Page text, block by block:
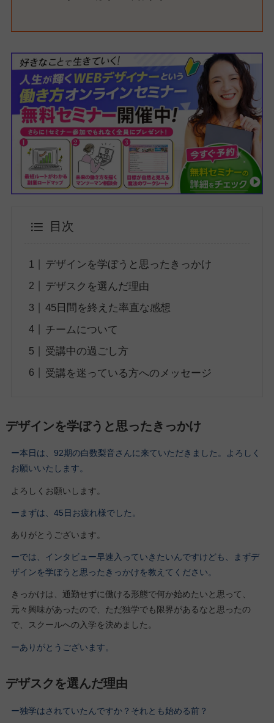
目次
デザインを学ぼうと思ったきっかけ
デザスクを選んだ理由
45日間を終えた率直な感想
チームについて
受講中の過ごし方
受講を迷っている方へのメッセージ
デザインを学ぼうと思ったきっかけ
ー本日は、92期の白数梨音さんに来ていただきました。よろしく
お願いいたします。
よろしくお願いします。
ーまずは、45日お疲れ様でした。
ありがとうございます。
ーでは、インタビュー早速入っていきたいんですけども、まずデ
ザインを学ぼうと思ったきっかけを教えてください。
きっかけは、通勤せずに働ける形態で何か始めたいと思って、
元々興味があったので、ただ独学でも限界があるなと思ったの
で、スクールへの入学を決めました。
ーありがとうございます。
デザスクを選んだ理由
ー独学はされていたんですか？それとも始める前？